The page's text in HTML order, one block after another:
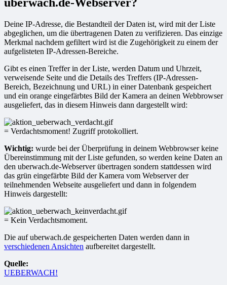
uberwach.de-Webserver?
Deine IP-Adresse, die Bestandteil der Daten ist, wird mit der Liste
abgeglichen, um die übertragenen Daten zu verifizieren. Das einzige
Merkmal nachdem gefiltert wird ist die Zugehörigkeit zu einem der
aufgelisteten IP-Adressen-Bereiche.
Gibt es einen Treffer in der Liste, werden Datum und Uhrzeit,
verweisende Seite und die Details des Treffers (IP-Adressen-
Bereich, Bezeichnung und URL) in einer Datenbank gespeichert
und ein orange eingefärbtes Bild der Kamera an deinen Webbrowser
ausgeliefert, das in diesem Hinweis dann dargestellt wird:
= Verdachtsmoment! Zugriff protokolliert.
Wichtig: wurde bei der Überprüfung in deinem Webbrowser keine
Übereinstimmung mit der Liste gefunden, so werden keine Daten an
den uberwach.de-Webserver übertragen sondern stattdessen wird
das grün eingefärbte Bild der Kamera vom Webserver der
teilnehmenden Webseite ausgeliefert und dann in folgendem
Hinweis dargestellt:
= Kein Verdachtsmoment.
Die auf uberwach.de gespeicherten Daten werden dann in
verschiedenen Ansichten aufbereitet dargestellt.
Quelle:
UEBERWACH!